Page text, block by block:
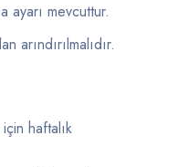
ayarı mevcuttur.
arındırılmalıdır.
haftalık